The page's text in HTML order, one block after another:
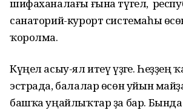
шифаханалағы ғына түгел, ә
санаторий-курорт системаһы
ҡоролма.
Күңел асыу-ял итеү үҙәге. Һеҙҙең
эстрада, балалар өсөн уйын
башҡа уңайлыҡтар ҙа бар.